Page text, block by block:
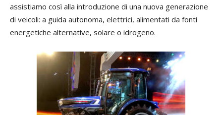
assistiamo così alla introduzione di una nuova generazione
di veicoli: a guida autonoma, elettrici, alimentati da fonti
energetiche alternative, solare o idrogeno.